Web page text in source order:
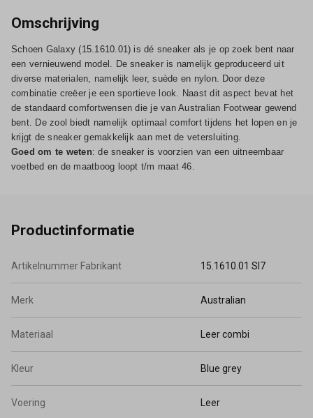
Omschrijving
Schoen Galaxy (15.1610.01) is dé sneaker als je op zoek bent naar
een vernieuwend model. De sneaker is namelijk geproduceerd uit
diverse materialen, namelijk leer, suède en nylon. Door deze
combinatie creëer je een sportieve look. Naast dit aspect bevat het
de standaard comfortwensen die je van Australian Footwear gewend
bent. De zool biedt namelijk optimaal comfort tijdens het lopen en je
krijgt de sneaker gemakkelijk aan met de vetersluiting.
Goed om te weten: de sneaker is voorzien van een uitneembaar
voetbed en de maatboog loopt t/m maat 46.
Productinformatie
Artikelnummer Fabrikant 15.1610.01 SI7
Merk Australian
Materiaal Leer combi
Kleur Blue grey
Voering Leer